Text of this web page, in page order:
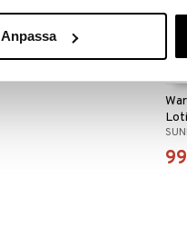
Anpassa
99